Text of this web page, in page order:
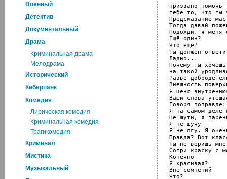
Военный
Детектив
Документальный
Драма
Криминальная драма
Мелодрама
Исторический
Киберпанк
Комедия
Лирическая комедия
Криминальная комедия
Трагикомедия
Криминал
Мистика
Музыкальный
призвано помочь
тебе то, что ты
Предсказание
Тогда давай
Подожди, я меня
Ещё один?
Что ещё?
Ты должен
Ладно...
Почему ты
на такой
Разве
Внешность
Я ценю
Ваши слова
Говоря поправде:
Я на самом деле
Не шути, я
Я не шучу
Я не лгу. Я
Правда? Вот
Ты не веришь
Сотри краску с
Конечно
Я красивая?
Вне сомнений
Что?